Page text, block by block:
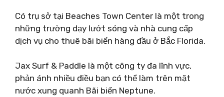
Có trụ sở tại Beaches Town Center là một trong
những trường dạy lướt sóng và nhà cung cấp
dịch vụ cho thuê bãi biển hàng đầu ở Bắc Florida.
Jax Surf & Paddle là một công ty đa lĩnh vực,
phản ánh nhiều điều bạn có thể làm trên mặt
nước xung quanh Bãi biển Neptune.